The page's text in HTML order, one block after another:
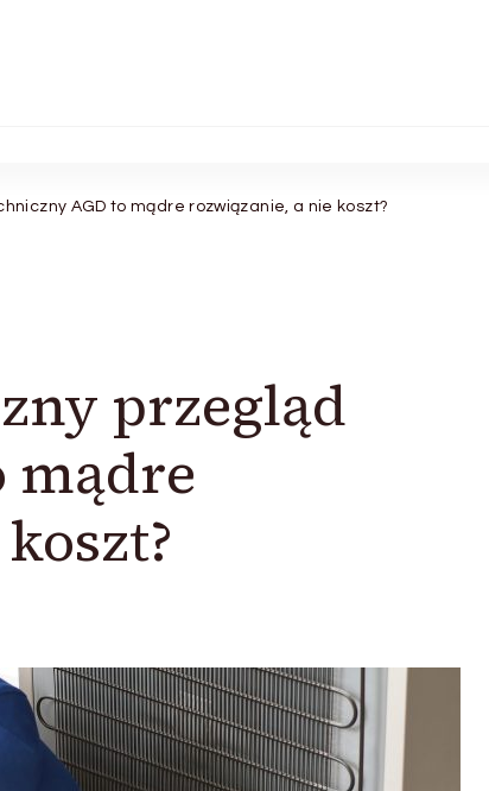
AGD to mądre rozwiązanie, a nie koszt?
przegląd
mądre